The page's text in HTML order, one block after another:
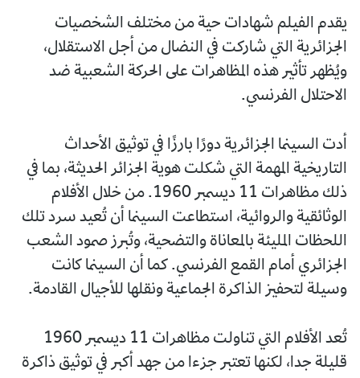
يقدم الفيلم شهادات حية من مختلف الشخصيات
الجزائرية التي شاركت في النضال من أجل الاستقلال،
ويُظهر تأثير هذه المظاهرات على الحركة الشعبية ضد
الاحتلال الفرنسي.
أدت السينما الجزائرية دورًا بارزًا في توثيق الأحداث
التاريخية المهمة التي شكلت هوية الجزائر الحديثة، بما في
ذلك مظاهرات 11 ديسمبر 1960. من خلال الأفلام
الوثائقية والروائية، استطاعت السينما أن تُعيد سرد تلك
اللحظات المليئة بالمعاناة والتضحية، وتُبرز صمود الشعب
الجزائري أمام القمع الفرنسي. كما أن السينما كانت
وسيلة لتحفيز الذاكرة الجماعية ونقلها للأجيال القادمة.
تُعد الأفلام التي تناولت مظاهرات 11 ديسمبر 1960
قليلة جدا، لكنها تعتبر جزءا من جهد أكبر في توثيق ذاكرة